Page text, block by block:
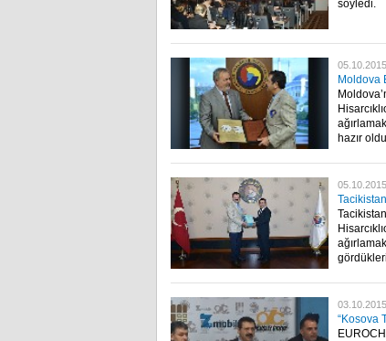
söyledi.​
05.10.2015
Moldova
hazır
05.10.2015
03.10.2015
“Kosova